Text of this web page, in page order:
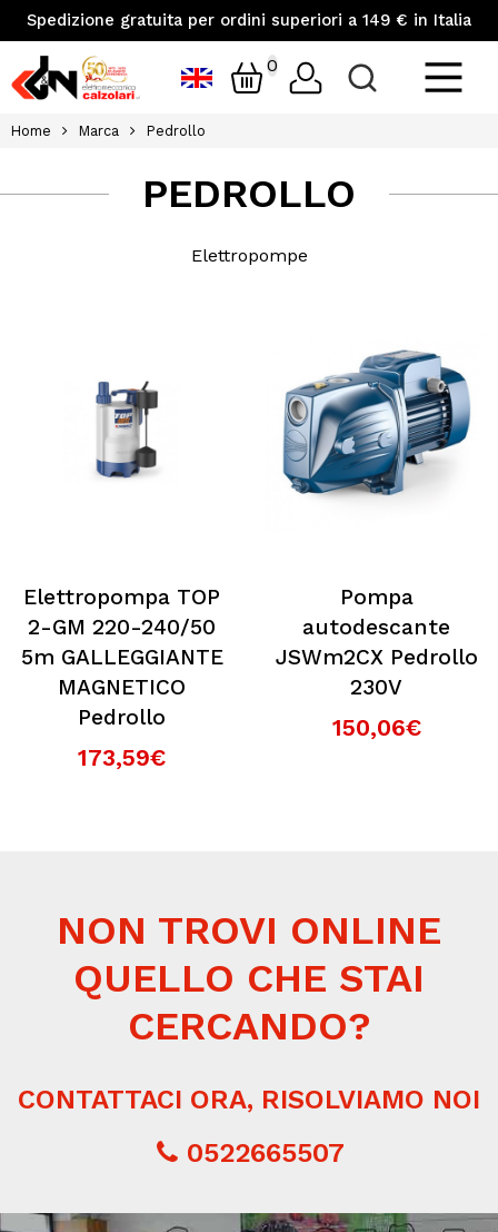
Spedizione gratuita per ordini superiori a 149 € in Italia
0
Home Marca Pedrollo
PEDROLLO
Elettropompe
Elettropompa TOP
2-GM 220-240/50
5m GALLEGGIANTE
MAGNETICO
Pedrollo
173,59€
Pompa
autodescante
JSWm2CX Pedrollo
230V
150,06€
NON TROVI ONLINE
QUELLO CHE STAI
CERCANDO?
CONTATTACI ORA, RISOLVIAMO NOI
0522665507